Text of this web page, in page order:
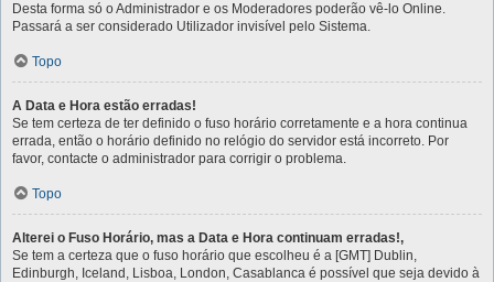
Desta forma só o Administrador e os Moderadores poderão vê-lo Online.
Passará a ser considerado Utilizador invisível pelo Sistema.
Topo
A Data e Hora estão erradas!
Se tem certeza de ter definido o fuso horário corretamente e a hora continua
errada, então o horário definido no relógio do servidor está incorreto. Por
favor, contacte o administrador para corrigir o problema.
Topo
Alterei o Fuso Horário, mas a Data e Hora continuam erradas!,
Se tem a certeza que o fuso horário que escolheu é a [GMT] Dublin,
Edinburgh, Iceland, Lisboa, London, Casablanca é possível que seja devido à